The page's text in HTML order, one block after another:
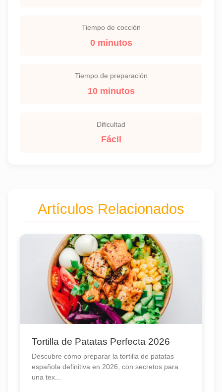
Tiempo de cocción
0 minutos
Tiempo de preparación
10 minutos
Dificultad
Fácil
Artículos Relacionados
Tortilla de Patatas Perfecta 2026
Descubre cómo preparar la tortilla de patatas
española definitiva en 2026, con secretos para
una tex...